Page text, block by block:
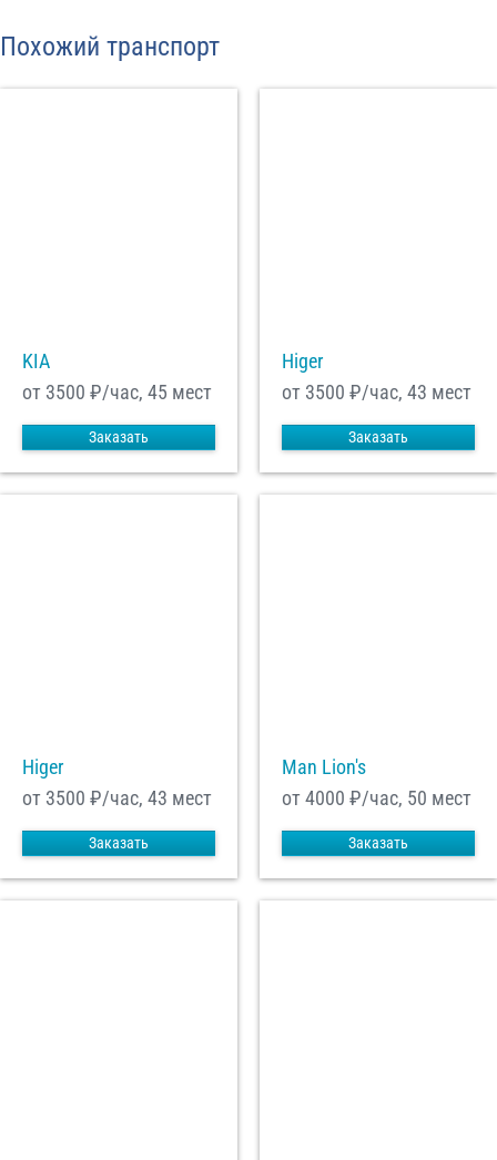
Похожий транспорт
KIA
от 3500 ₽/час, 45 мест
Заказать
Higer
от 3500 ₽/час, 43 мест
Заказать
Higer
от 3500 ₽/час, 43 мест
Заказать
Man Lion's
от 4000 ₽/час, 50 мест
Заказать